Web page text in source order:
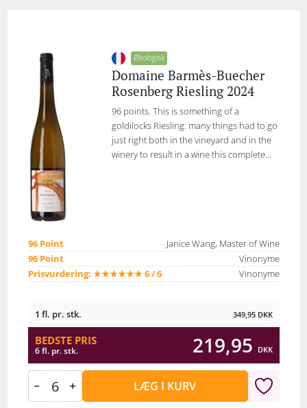
Økologisk
Domaine Barmès-Buecher
Rosenberg Riesling 2024
96 points. This is something of a
goldilocks Riesling: many things had to go
just right both in the vineyard and in the
winery to result in a wine this complete...
96 Point
Janice Wang, Master of Wine
96 Point
Vinonyme
Prisvurdering: ★★★★★★ 6 / 6
Vinonyme
1 fl. pr. stk. 349,95 DKK
BEDSTE PRIS
6 fl. pr. stk. 219,95 DKK
LÆG I KURV